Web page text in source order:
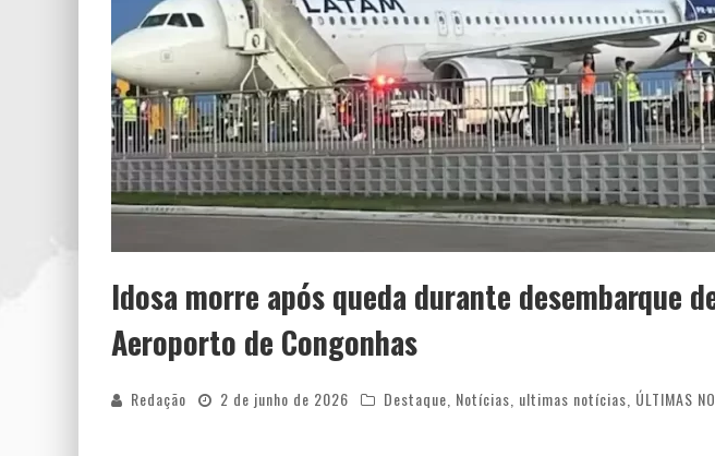
Idosa morre após queda durante desembarque
Aeroporto de Congonhas
Redação 2 de junho de 2026 Destaque Notícias ultimas notícias ÚLTIMAS